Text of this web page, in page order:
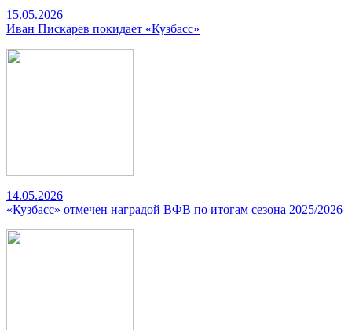
15.05.2026
Иван Пискарев покидает «Кузбасс»
14.05.2026
«Кузбасс» отмечен наградой ВФВ по итогам сезона 2025/2026